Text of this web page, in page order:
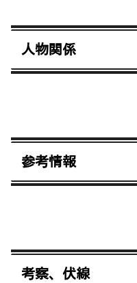
人物関係
参考情報
考察、伏線